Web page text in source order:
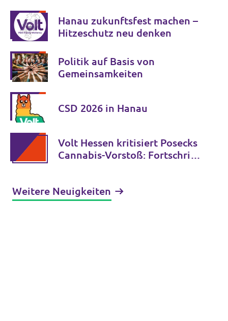
Hanau zukunftsfest machen –
Hitzeschutz neu denken
Politik auf Basis von
Gemeinsamkeiten
CSD 2026 in Hanau
Volt Hessen kritisiert Posecks
Cannabis-Vorstoß: Fortschritt
Weitere Neuigkeiten